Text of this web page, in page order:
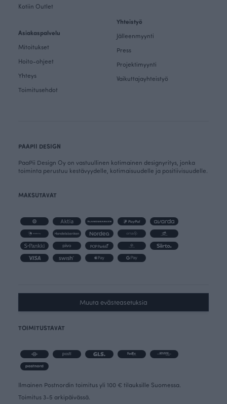
Kotiin Outlet
Asiakaspalvelu
Mitoitukset
Hoito-ohjeet
Yhteys
Toimitusehdot
Yhteistyö
Jälleenmyynti
Press
Projektimyynti
Vaikuttajayhteistyö
PAAPII DESIGN
PaaPii Design Oy on vastuullinen kotimainen designyritys, jonka
toiminta perustuu kestävyydelle, kotimaisuudelle ja positiivisuudelle.
MAKSUTAVAT
Muuta evästeasetuksia
TOIMITUSTAVAT
Ilmainen Postnordin toimitus yli 100 € tilauksille Suomessa.
Toimitus 3-5 arkipäivässä.